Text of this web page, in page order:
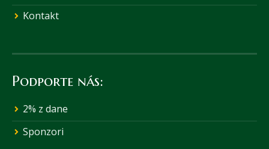
Kontakt
Podporte nás:
2% z dane
Sponzori